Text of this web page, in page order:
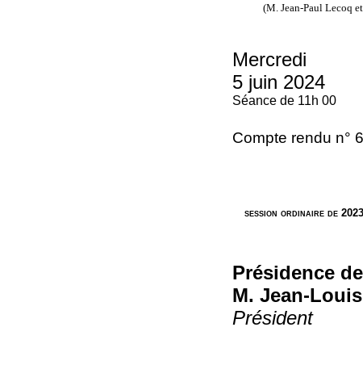
(M. Jean-Paul
Mercredi
5 juin 2024
Séance de 11h 00
Compte rendu n°
session ordinaire de
Présidence de
M. Jean-
Président